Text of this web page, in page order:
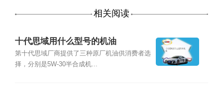
相关阅读
十代思域用什么型号的机油
第十代思域厂商提供了三种原厂机油供消费者选
择，分别是5W-30半合成机...